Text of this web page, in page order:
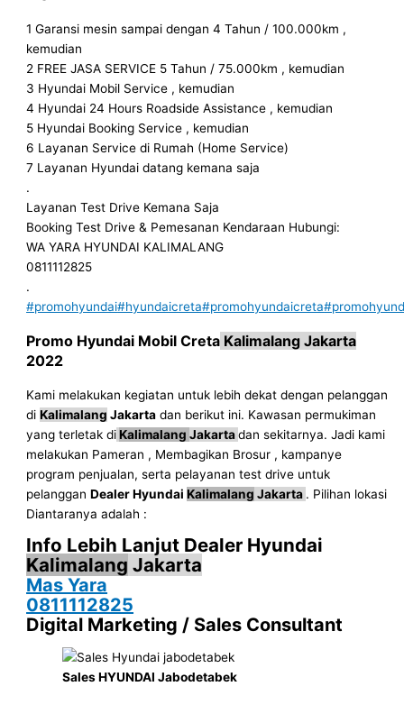
1 Garansi mesin sampai dengan 4 Tahun / 100.000km ,
kemudian
2 FREE JASA SERVICE 5 Tahun / 75.000km , kemudian
3 Hyundai Mobil Service , kemudian
4 Hyundai 24 Hours Roadside Assistance , kemudian
5 Hyundai Booking Service , kemudian
6 Layanan Service di Rumah (Home Service)
7 Layanan Hyundai datang kemana saja
.
Layanan Test Drive Kemana Saja
Booking Test Drive & Pemesanan Kendaraan Hubungi:
WA YARA HYUNDAI KALIMALANG
0811112825
.
#promohyundai#hyundaicreta#promohyundaicreta
Promo Hyundai Mobil Creta Kalimalang Jakarta
2022
Kami melakukan kegiatan untuk lebih dekat dengan pelanggan
diKalimalang Jakarta dan berikut ini. Kawasan permukiman
yang terletak diKalimalang Jakartadan sekitarnya. Jadi kami
melakukan Pameran , Membagikan Brosur , kampanye
program penjualan, serta pelayanan test drive untuk
pelangganDealer Hyundai Kalimalang Jakarta . Pilihan lokasi
Diantaranya adalah :
Info Lebih Lanjut Dealer Hyundai
Kalimalang Jakarta
Mas Yara
0811112825
Digital Marketing / Sales Consultant
Sales HYUNDAI Jabodetabek